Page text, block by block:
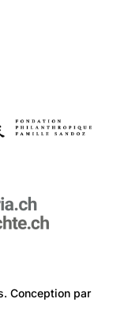
Conception par